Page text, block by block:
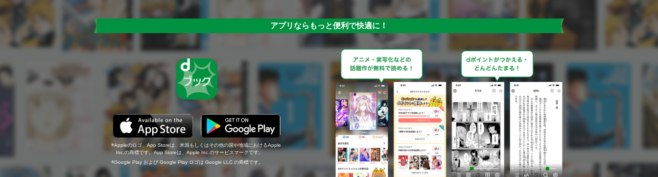
アプリならもっと便利で快適に！
Appleのロゴ、App Storeは、米国もしくはその他の国や地域におけるApple
Inc.の商標です。App Storeは、Apple Inc.のサービスマークです。
Google Play および Google Play ロゴは Google LLC の商標です。